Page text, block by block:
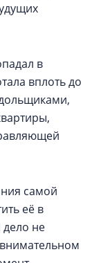
в
вплоть до
самой
её в
не